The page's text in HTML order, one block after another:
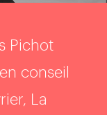
Pichot
conseil
La